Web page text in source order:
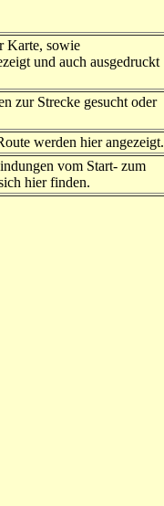
Karte, sowie
und auch ausgedruckt
zur Strecke gesucht oder
werden hier angezeigt.
vom Start- zum
hier finden.